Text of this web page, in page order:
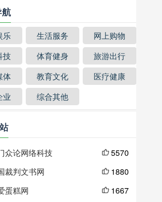
乐 生活服务
网上购物
技
体育健身
旅游出行
体
教育文化
医疗健康
业
综合其他
众论网络科技  5570
裁判文书网  1880
蛋糕网  1667